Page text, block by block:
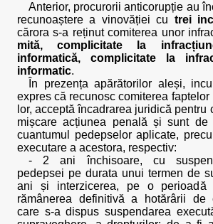
Anterior, procurorii anticorupție au
recunoaștere a vinovăției cu trei
cărora s-a reținut comiterea unor
mită, complicitate la
informatică, complicitate la
informatic.
În prezența apărătorilor aleși,
expres că recunosc comiterea faptelor
lor, acceptă încadrarea juridică pentru
mișcare acțiunea penală și sunt
cuantumul pedepselor aplicate,
executare a acestora, respectiv:
- 2 ani închisoare, cu
pedepsei pe durata unui termen de
ani și interzicerea, pe o
rămânerea definitivă a hotărârii de
care s-a dispus suspendarea